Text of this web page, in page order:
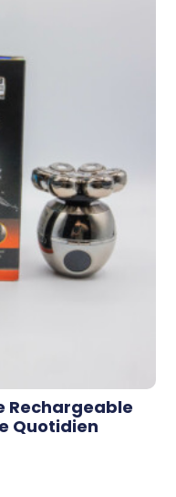
Rechargeable
Quotidien